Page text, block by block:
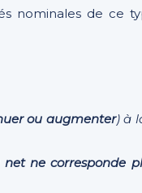
nominales de ce
ou augmenter) à
ne corresponde